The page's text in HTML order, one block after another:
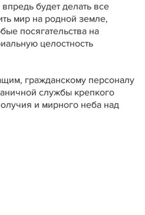
будет делать все
мир на родной земле,
посягательства на
целостность
гражданскому персоналу
службы крепкого
и мирного неба над